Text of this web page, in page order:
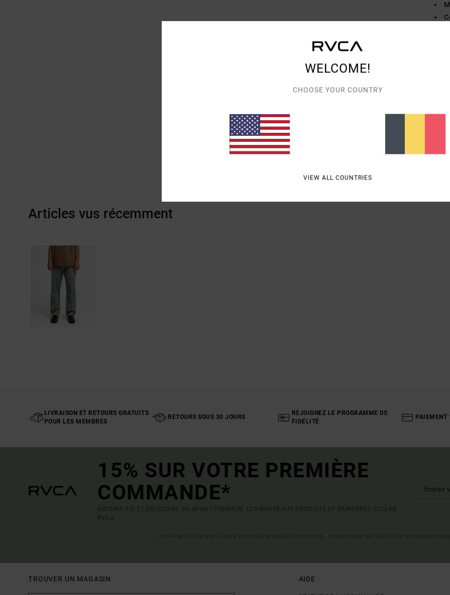
Articles vus récemment
LIVRAISON ET RETOURS GRATUITS
POUR LES MEMBRES
RETOURS SOUS 30 JOURS
REJOIGNEZ LE PROGRAMME DE
FIDÉLITÉ
PAIEMENT
15% SUR VOTRE PREMIÈRE
COMMANDE*
ABONNE-TOI ET DÉCOUVRE EN AVANT-PREMIÈRE LES NOUVEAUX PRODUITS ET DERNIÈRES COLLAB'
RVCA.
TROUVER UN MAGASIN AIDE
WELCOME!
CHOOSE YOUR COUNTRY
VIEW ALL COUNTRIES